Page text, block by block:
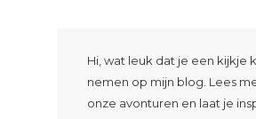
Hi, wat leuk dat je een kijkje
nemen op mijn blog. Lees
onze avonturen en laat je